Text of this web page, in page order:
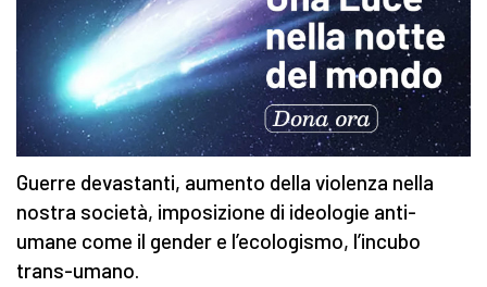
Guerre devastanti, aumento della violenza nella
nostra società, imposizione di ideologie anti-
umane come il gender e l’ecologismo, l’incubo
trans-umano.